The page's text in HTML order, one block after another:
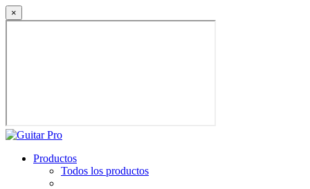
×
Productos
Todos los productos